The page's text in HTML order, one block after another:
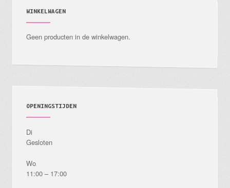
WINKELWAGEN
Geen producten in de winkelwagen.
OPENINGSTIJDEN
Di
Gesloten
Wo
11:00 – 17:00